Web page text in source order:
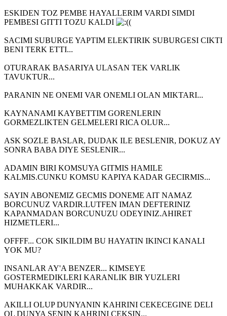
ESKIDEN TOZ PEMBE HAYALLERIM VARDI SIMDI
PEMBESI GITTI TOZU KALDI
(
SACIMI SUBURGE YAPTIM ELEKTIRIK SUBURGESI CIKTI
BENI TERK ETTI...
OTURARAK BASARIYA ULASAN TEK VARLIK
TAVUKTUR...
PARANIN NE ONEMI VAR ONEMLI OLAN MIKTARI...
KAYNANAMI KAYBETTIM GORENLERIN
GORMEZLIKTEN GELMELERI RICA OLUR...
ASK SOZLE BASLAR, DUDAK ILE BESLENIR, DOKUZ AY
SONRA BABA DIYE SESLENIR...
ADAMIN BIRI KOMSUYA GITMIS HAMILE
KALMIS.CUNKU KOMSU KAPIYA KADAR GECIRMIS...
SAYIN ABONEMIZ GECMIS DONEME AIT NAMAZ
BORCUNUZ VARDIR.LUTFEN IMAN DEFTERINIZ
KAPANMADAN BORCUNUZU ODEYINIZ.AHIRET
HIZMETLERI...
OFFFF... COK SIKILDIM BU HAYATIN IKINCI KANALI
YOK MU?
INSANLAR AY'A BENZER... KIMSEYE
GOSTERMEDIKLERI KARANLIK BIR YUZLERI
MUHAKKAK VARDIR...
AKILLI OLUP DUNYANIN KAHRINI CEKECEGINE DELI
OL DUNYA SENIN KAHRINI CEKSIN...